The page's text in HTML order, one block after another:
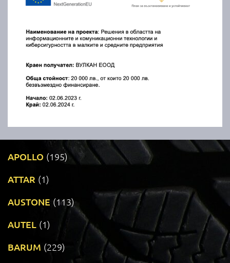
APOLLO (195)
ATTAR (1)
AUSTONE (113)
AUTEL (1)
BARUM (229)